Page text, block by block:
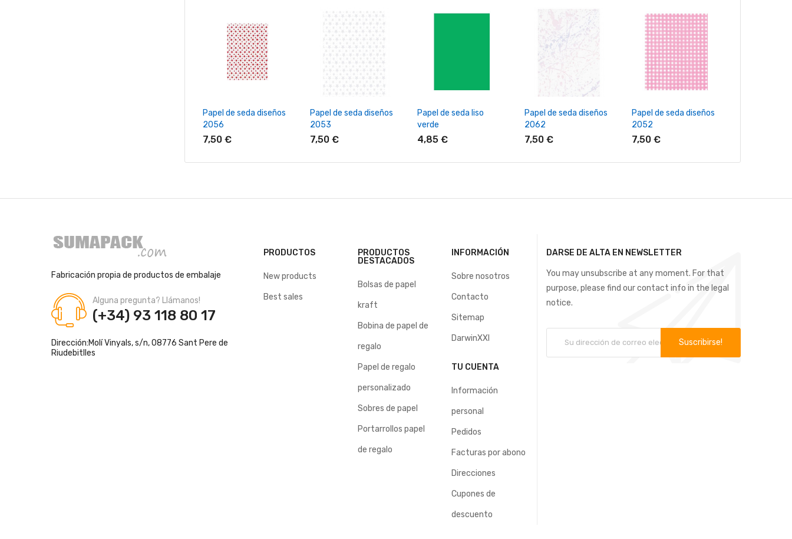
+ Añadir Al Carrito
Papel de seda diseños
2056
7,50 €
+ Añadir Al Carrito
Papel de seda diseños
2053
7,50 €
+ Añadir Al Carrito
Papel de seda liso
verde
4,85 €
+ Añadir Al Carrito
Papel de seda diseños
2062
7,50 €
+ Añadir Al Carrito
Papel de seda diseños
2052
7,50 €
Fabricación propia de productos de embalaje
Alguna pregunta? Llámanos!
(+34) 93 118 80 17
Dirección:Molí Vinyals, s/n, 08776 Sant Pere de
Riudebitlles
PRODUCTOS
New products
Best sales
PRODUCTOS
DESTACADOS
Bolsas de papel
kraft
Bobina de papel de
regalo
Papel de regalo
personalizado
Sobres de papel
Portarrollos papel
de regalo
INFORMACIÓN
Sobre nosotros
Contacto
Sitemap
DarwinXXI
TU CUENTA
Información
personal
Pedidos
Facturas por abono
Direcciones
Cupones de
descuento
DARSE DE ALTA EN NEWSLETTER
You may unsubscribe at any moment. For that
purpose, please find our contact info in the legal
notice.